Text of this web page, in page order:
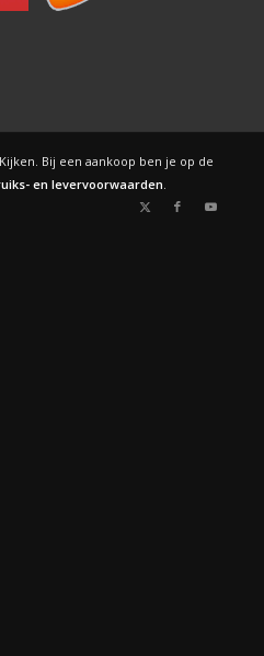
Bij een aankoop ben je op de
en levervoorwaarden